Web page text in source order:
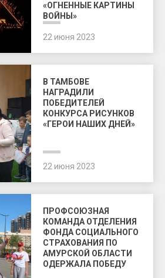
«ОГНЕННЫЕ КАРТИНЫ
ВОЙНЫ»
22 июня 2023
В ТАМБОВЕ
НАГРАДИЛИ
ПОБЕДИТЕЛЕЙ
КОНКУРСА РИСУНКОВ
«ГЕРОИ НАШИХ ДНЕЙ»
22 июня 2023
ПРОФСОЮЗНАЯ
КОМАНДА ОТДЕЛЕНИЯ
ФОНДА СОЦИАЛЬНОГО
СТРАХОВАНИЯ ПО
АМУРСКОЙ ОБЛАСТИ
ОДЕРЖАЛА ПОБЕДУ